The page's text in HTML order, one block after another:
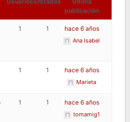
publicación
1 1 hace 6 años
Ana Isabel
1 1 hace 6 años
Marieta
1 1 hace 6 años
tomamig1